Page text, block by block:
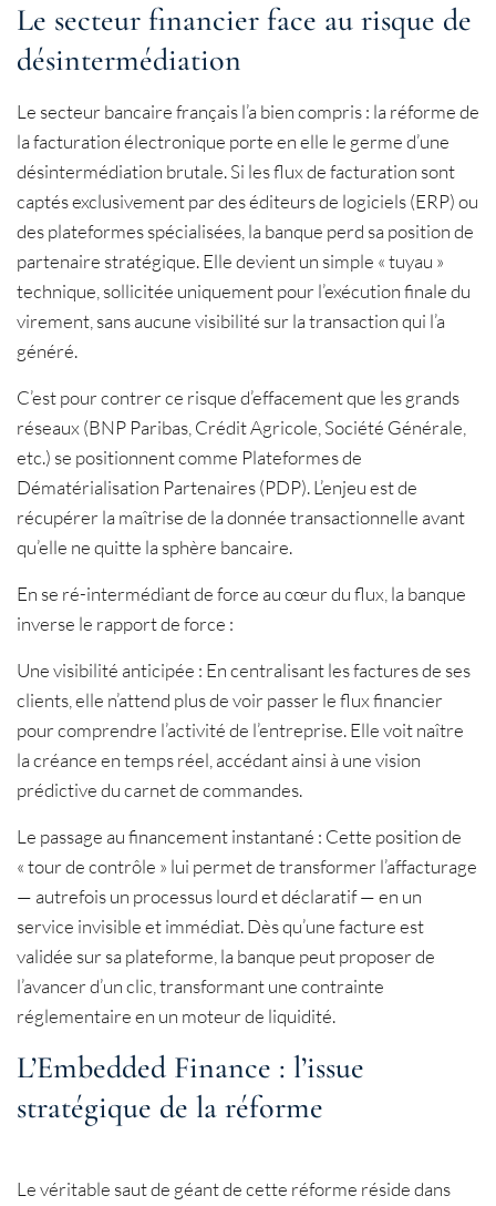
Le secteur financier face au risque de
désintermédiation
Le secteur bancaire français l’a bien compris : la réforme de
la facturation électronique porte en elle le germe d’une
désintermédiation brutale. Si les flux de facturation sont
captés exclusivement par des éditeurs de logiciels (ERP) ou
des plateformes spécialisées, la banque perd sa position de
partenaire stratégique. Elle devient un simple « tuyau »
technique, sollicitée uniquement pour l’exécution finale du
virement, sans aucune visibilité sur la transaction qui l’a
généré.
C’est pour contrer ce risque d’effacement que les grands
réseaux (BNP Paribas, Crédit Agricole, Société Générale,
etc.) se positionnent comme Plateformes de
Dématérialisation Partenaires (PDP). L’enjeu est de
récupérer la maîtrise de la donnée transactionnelle avant
qu’elle ne quitte la sphère bancaire.
En se ré-intermédiant de force au cœur du flux, la banque
inverse le rapport de force :
Une visibilité anticipée : En centralisant les factures de ses
clients, elle n’attend plus de voir passer le flux financier
pour comprendre l’activité de l’entreprise. Elle voit naître
la créance en temps réel, accédant ainsi à une vision
prédictive du carnet de commandes.
Le passage au financement instantané : Cette position de
« tour de contrôle » lui permet de transformer l’affacturage
— autrefois un processus lourd et déclaratif — en un
service invisible et immédiat. Dès qu’une facture est
validée sur sa plateforme, la banque peut proposer de
l’avancer d’un clic, transformant une contrainte
réglementaire en un moteur de liquidité.
L’Embedded Finance : l’issue
stratégique de la réforme
Le véritable saut de géant de cette réforme réside dans